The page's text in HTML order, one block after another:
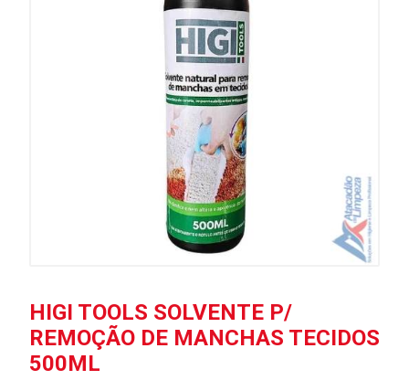
HIGI TOOLS SOLVENTE P/
REMOÇÃO DE MANCHAS TECIDOS
500ML